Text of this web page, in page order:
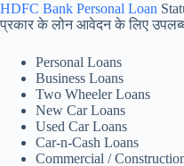
HDFC Bank Personal Loan
प्रकार के लोन आवेदन के लिए
Personal Loans
Business Loans
Two Wheeler Loans
New Car Loans
Used Car Loans
Car-n-Cash Loans
Commercial /